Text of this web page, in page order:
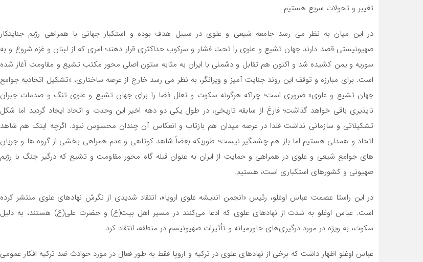
تغییر و تحولات سریع هستیم.
در این میان به نظر می رسد جامعه شیعی و علوی در سیبل هدف بوده و استکبار جهانی با همراهی رژیم جنایتکار
صهیونیستی قصد دارند جهان تشیع و علوی را تحت فشار و سرکوب حداکثری قرار دهند؛ امری که از لبنان و غزه شروع و به
سوریه و یمن کشیده شد و اکنون هم تقابل و دشمنی با ایران به مثابه ستون اصلی محور مکتب تشیع و مقاومت آغاز شده
است. برای مبارزه و توقف این روند جنایت آمیز و ویرانگر، به نظر می رسد خارج از عرصه ساختاری، «تشکیل اتحادیه جوامع
جهان تشیع و علوی» ضروری است؛ چراکه هرگونه سکوت و تعلل فضا را برای جهان تشیع و علوی تنگ و صدمات جبران
ناپذیری باقی خواهد گذاشت؛ فارغ از سابقه تاریخی، در طول یکی دو دهه اخیر این وحدت و اتحاد ایجاد گردید اما شکل
تشکیلاتی و سازمانی نداشت فلذا در عرصه میدان هم بازتاب و انعکاس آن چندان محسوس نبود. اگرچه اینک هم شاهد
اتحاد و همدلی هستیم اما باز هم چشمگیر نیست؛ طوریکه بعضاً شاهد کوتاهی و عدم همراهی بخشی از گروه ها و جریان
های جوامع شیعی و علوی در همراهی و حمایت از ایران به عنوان قبله گاه محور مقاومت و تشیع که درگیر جنگ با رژیم
صهیونی و کشورهای استکباری است، هستیم.
در این راستا عصمت عباس اوغلو، رئیس «انجمن اندیشه علوی اروپا»، انتقاد شدیدی از نگرش نهادهای علوی منتشر کرده
است. عباس اوغلو به شدت از نهادهای علوی که ادعا می‌کنند در مسیر اهل بیت(ع) و حضرت علی(ع) هستند، به دلیل
سکوت، به ویژه در مورد درگیری‌های خاورمیانه و تأثیرات صهیونیسم در منطقه، انتقاد کرد.
عباس اوغلو اظهار داشت که برخی از نهادهای علوی در ترکیه و اروپا فقط به طور فعال در مورد حوادث ضد ترکیه افکار عمومی